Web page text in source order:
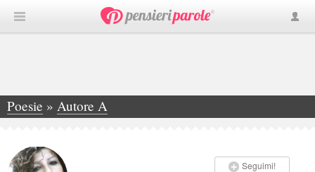
Poesie » Autore A
»Ada Roggio
Seguimi!